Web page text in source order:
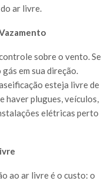
ar livre.
sobre o vento. Se
em sua direção.
esteja livre de
haver plugues, veículos,
elétricas perto
ao ar livre é o custo: o